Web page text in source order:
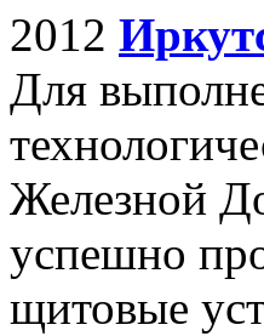
2012
Для
Железной
успешно
щитовые